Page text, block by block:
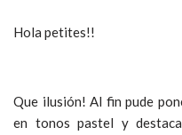
Hola petites!!
Que ilusión! Al fin pude
en tonos pastel y